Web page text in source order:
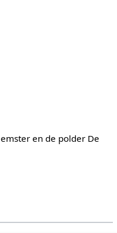
en de polder De